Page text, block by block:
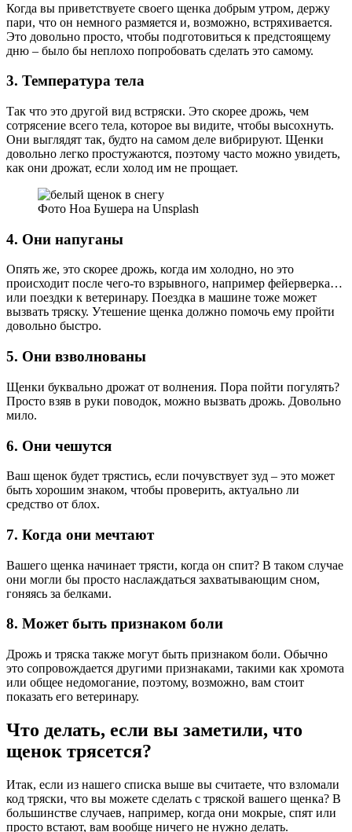
Когда вы приветствуете своего щенка добрым утром, держу
пари, что он немного размяется и, возможно, встряхивается.
Это довольно просто, чтобы подготовиться к предстоящему
дню – было бы неплохо попробовать сделать это самому.
3. Температура тела
Так что это другой вид встряски. Это скорее дрожь, чем
сотрясение всего тела, которое вы видите, чтобы высохнуть.
Они выглядят так, будто на самом деле вибрируют. Щенки
довольно легко простужаются, поэтому часто можно увидеть,
как они дрожат, если холод им не прощает.
Фото Ноа Бушера на Unsplash
4. Они напуганы
Опять же, это скорее дрожь, когда им холодно, но это
происходит после чего-то взрывного, например фейерверка…
или поездки к ветеринару. Поездка в машине тоже может
вызвать тряску. Утешение щенка должно помочь ему пройти
довольно быстро.
5. Они взволнованы
Щенки буквально дрожат от волнения. Пора пойти погулять?
Просто взяв в руки поводок, можно вызвать дрожь. Довольно
мило.
6. Они чешутся
Ваш щенок будет трястись, если почувствует зуд – это может
быть хорошим знаком, чтобы проверить, актуально ли
средство от блох.
7. Когда они мечтают
Вашего щенка начинает трясти, когда он спит? В таком случае
они могли бы просто наслаждаться захватывающим сном,
гоняясь за белками.
8. Может быть признаком боли
Дрожь и тряска также могут быть признаком боли. Обычно
это сопровождается другими признаками, такими как хромота
или общее недомогание, поэтому, возможно, вам стоит
показать его ветеринару.
Что делать, если вы заметили, что
щенок трясется?
Итак, если из нашего списка выше вы считаете, что взломали
код тряски, что вы можете сделать с тряской вашего щенка? В
большинстве случаев, например, когда они мокрые, спят или
просто встают, вам вообще ничего не нужно делать.